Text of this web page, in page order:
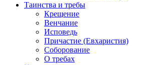
Таинства и требы
Крещение
Венчание
Исповедь
Причастие (Евхаристия)
Соборование
О требах